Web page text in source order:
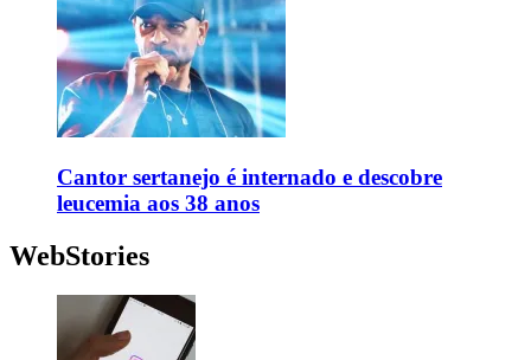
Cantor sertanejo é internado e descobre
leucemia aos 38 anos
WebStories